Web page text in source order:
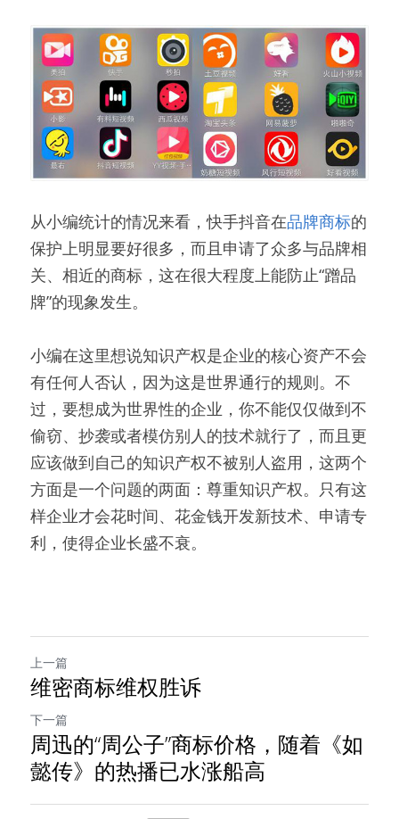
从小编统计的情况来看，快手抖音在品牌商标的
保护上明显要好很多，而且申请了众多与品牌相
关、相近的商标，这在很大程度上能防止“蹭品
牌”的现象发生。
小编在这里想说知识产权是企业的核心资产不会
有任何人否认，因为这是世界通行的规则。不
过，要想成为世界性的企业，你不能仅仅做到不
偷窃、抄袭或者模仿别人的技术就行了，而且更
应该做到自己的知识产权不被别人盗用，这两个
方面是一个问题的两面：尊重知识产权。只有这
样企业才会花时间、花金钱开发新技术、申请专
利，使得企业长盛不衰。
上一篇
维密商标维权胜诉
下一篇
周迅的“周公子”商标价格，随着《如
懿传》的热播已水涨船高